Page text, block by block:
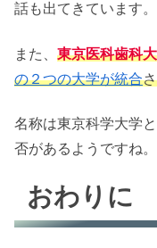
話も出てきています。
また、 東京医科歯科
の２つの大学が統合
名称は東京科学大学
否があるようですね。
おわりに